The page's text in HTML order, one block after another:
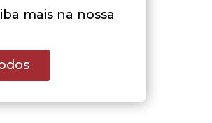
mais na nossa